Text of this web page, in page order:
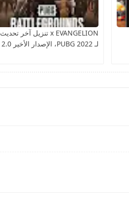
x EVANGELION تنزيل آخر تحديث
لـ PUBG 2022، الإصدار الأخير 2.0